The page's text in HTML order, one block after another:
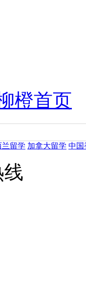
橙首页
兰留学 加拿大留学 中国